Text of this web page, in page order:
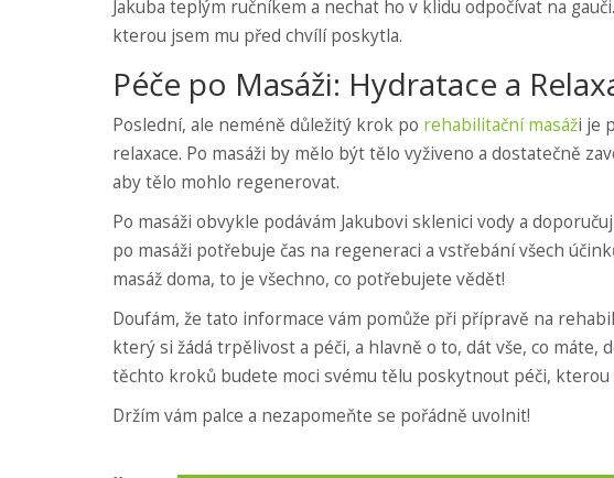
Jakuba teplým ručníkem a nechat ho v klidu odpočívat na
kterou jsem mu před chvílí poskytla.
Péče po Masáži: Hydratace a
Poslední, ale neméně důležitý krok po rehabilitační masáži je
relaxace. Po masáži by mělo být tělo vyživeno a dostatečně
aby tělo mohlo regenerovat.
Po masáži obvykle podávám Jakubovi sklenici vody a
po masáži potřebuje čas na regeneraci a vstřebání všech
masáž doma, to je všechno, co potřebujete vědět!
Doufám, že tato informace vám pomůže při přípravě na
který si žádá trpělivost a péči, a hlavně o to, dát vše, co máte,
těchto kroků budete moci svému tělu poskytnout péči, kterou
Držím vám palce a nezapomeňte se pořádně uvolnit!